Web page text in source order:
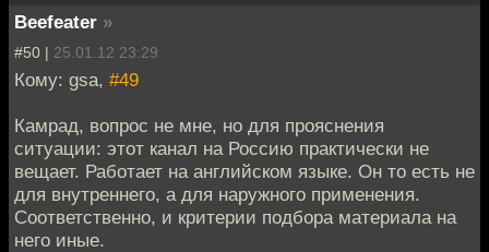
Beefeater »
#50 | 25.01.12 23:29
Кому: gsa, #49
Камрад, вопрос не мне, но для прояснения
ситуации: этот канал на Россию практически не
вещает. Работает на английском языке. Он то есть не
для внутреннего, а для наружного применения.
Соответственно, и критерии подбора материала на
него иные.